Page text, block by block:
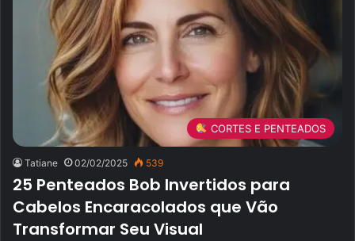
CORTES E PENTEADOS
Tatiane 02/02/2025 539
25 Penteados Bob Invertidos para
Cabelos Encaracolados que Vão
Transformar Seu Visual